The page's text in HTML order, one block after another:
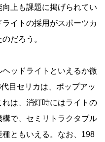
上も課題に掲げられてい
イトの採用がスポーツカ
だろう。
ッドライトといえるか微
目セリカは、ポップアッ
は、消灯時にはライトの
で、セミリトラクタブル
ともいえる。なお、198